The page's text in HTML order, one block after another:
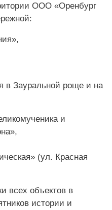
ООО «Оренбург
в Зауральной роще и на
и
(ул. Красная
всех объектов в
истории и